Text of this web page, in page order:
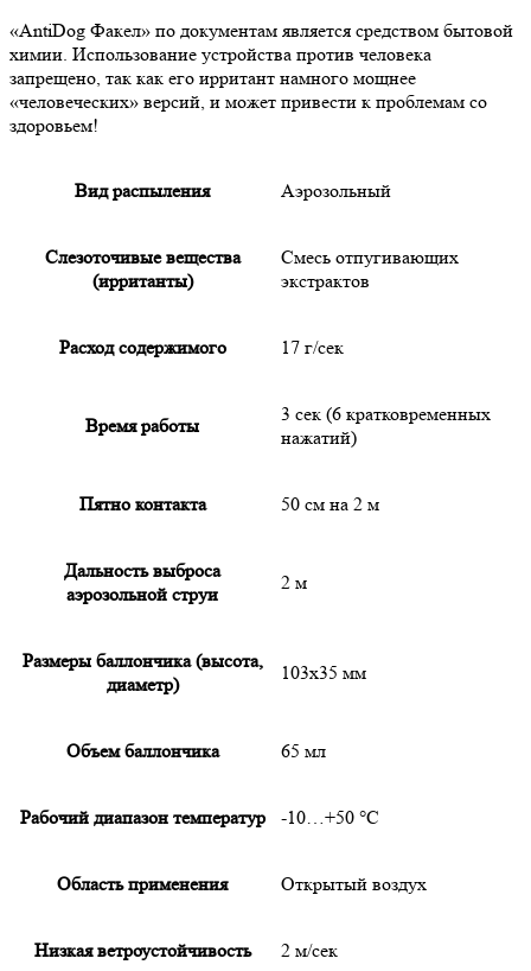
«AntiDog Факел» по документам является средством бытовой
химии. Использование устройства против человека
запрещено, так как его ирритант намного мощнее
«человеческих» версий, и может привести к проблемам со
здоровьем!
Вид распыления Аэрозольный
Слезоточивые вещества
(ирританты)
Смесь отпугивающих
экстрактов
Расход содержимого 17 г/сек
Время работы
3 сек (6 кратковременных
нажатий)
Пятно контакта 50 см на 2 м
Дальность выброса
аэрозольной струи
2 м
Размеры баллончика (высота,
диаметр)
103x35 мм
Объем баллончика 65 мл
Рабочий диапазон температур -10…+50 °С
Область применения Открытый воздух
Низкая ветроустойчивость 2 м/сек